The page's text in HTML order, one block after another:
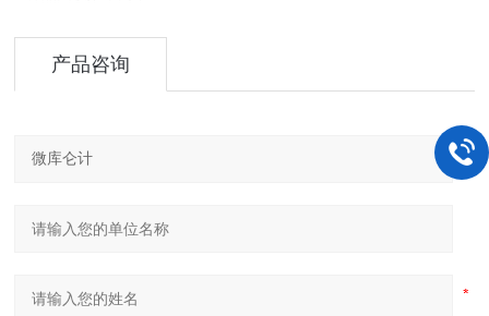
产品咨询